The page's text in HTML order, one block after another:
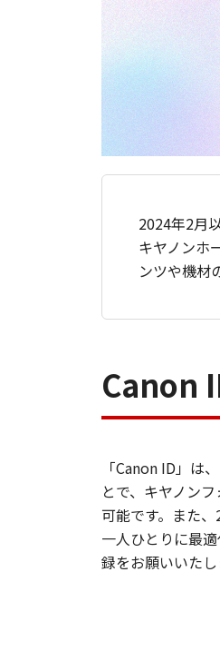
2024年2月
キヤノンホ
ンツや機材
Canon
「Canon ID」は
とで、キヤノン
可能です。また
一人ひとりに最
録をお願いいた